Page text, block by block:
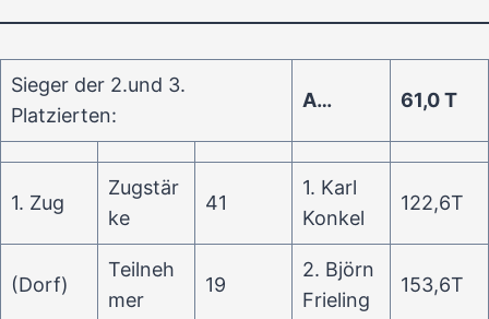
Sieger der 2.und 3.
Platzierten:
A… 61,0 T
1. Zug
Zugstär
ke
41
1. Karl
Konkel
122,6T
(Dorf)
Teilneh
mer
19
2. Björn
Frieling
153,6T